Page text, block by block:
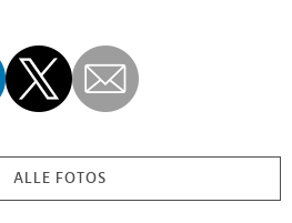
ALLE FOTOS